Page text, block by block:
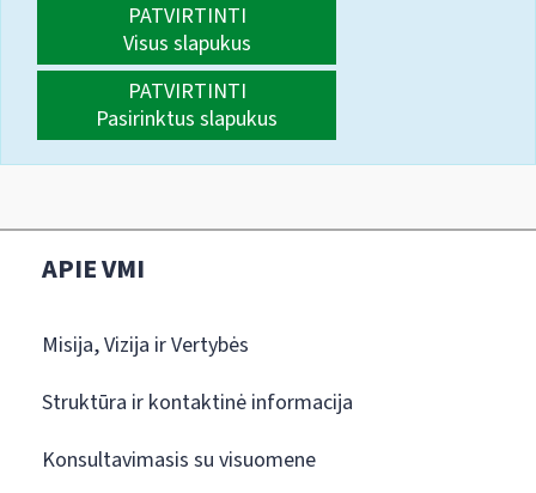
PATVIRTINTI
Visus slapukus
PATVIRTINTI
Pasirinktus slapukus
APIE VMI
Misija, Vizija ir Vertybės
Struktūra ir kontaktinė informacija
Konsultavimasis su visuomene